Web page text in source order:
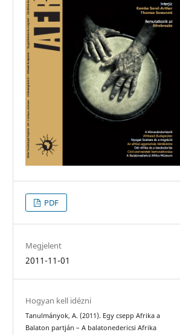
PDF
Megjelent
2011-11-01
Hogyan kell idézni
Tanulmányok, A. (2011). Egy csepp Afrika a
Balaton partján – A balatonedericsi Afrika